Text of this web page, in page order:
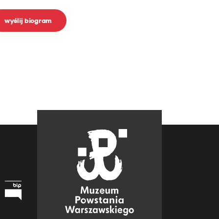
wyślij biogram